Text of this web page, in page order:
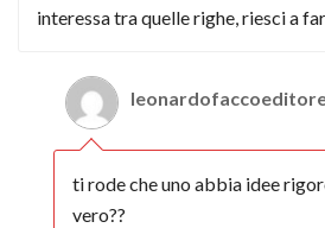
interessa tra quelle righe, riesci a
ti rode che uno abbia idee
vero??